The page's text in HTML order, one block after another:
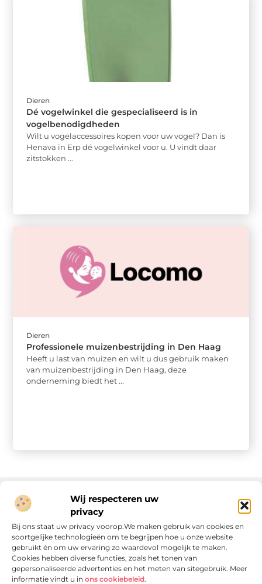
Wij respecteren uw
privacy
Bij ons staat uw privacy voorop.We maken gebruik van cookies en
soortgelijke technologieën om te begrijpen hoe u onze website
gebruikt én om uw ervaring zo waardevol mogelijk te maken.
Cookies hebben diverse functies, zoals het tonen van
gepersonaliseerde advertenties en het meten van sitegebruik. Meer
informatie vindt u in ons cookiebeleid.
Dieren
Dé vogelwinkel die gespecialiseerd is in
vogelbenodigdheden
Wilt u vogelaccessoires kopen voor uw vogel? Dan is
Henava in Erp dé vogelwinkel voor u. U vindt daar
zitstokken ...
Dieren
Professionele muizenbestrijding in Den Haag
Heeft u last van muizen en wilt u dus gebruik maken
van muizenbestrijding in Den Haag, deze
onderneming biedt het ...
Onze informatie